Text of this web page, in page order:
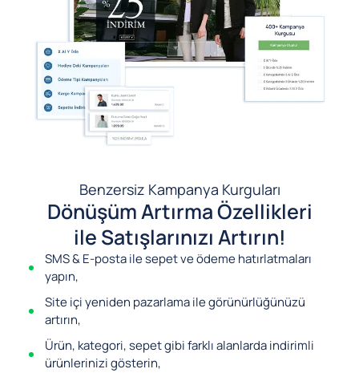
Benzersiz Kampanya Kurguları
Dönüşüm Artırma Özellikleri
ile Satışlarınızı Artırın!
SMS & E-posta ile sepet ve ödeme hatırlatmaları
yapın,
Site içi yeniden pazarlama ile görünürlüğünüzü
artırın,
Ürün, kategori, sepet gibi farklı alanlarda indirimli
ürünlerinizi gösterin,